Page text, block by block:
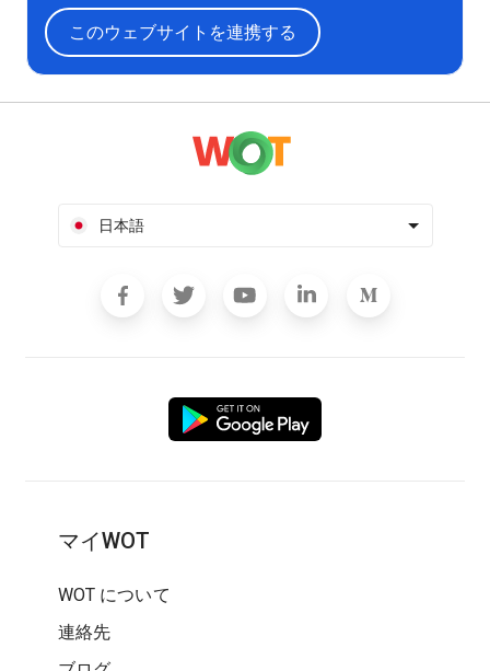
このウェブサイトを連携する
日本語
マイWOT
WOT について
連絡先